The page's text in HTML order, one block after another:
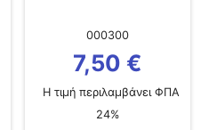
000300
7,50 €
Η τιμή περιλαμβάνει ΦΠΑ
24%